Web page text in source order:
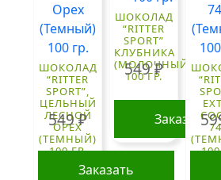
ШОКОЛАД
“RITTER
SPORT”,
ЦЕЛЬНЫЙ
ЛЕСНОЙ
ОРЕХ
(ТЕМНЫЙ)
100 ГР.
549₽
Заказать
ШОКОЛАД
“RITTER
SPORT”
КЛУБНИКА
(МОЛОЧНЫЙ)
100 ГР.
549₽
Заказать